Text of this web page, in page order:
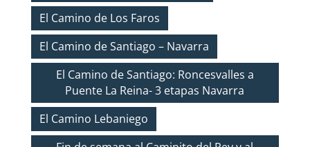
El Camino de Los Faros
El Camino de Santiago – Navarra
El Camino de Santiago: Roncesvalles a
Puente La Reina- 3 etapas Navarra
El Camino Lebaniego